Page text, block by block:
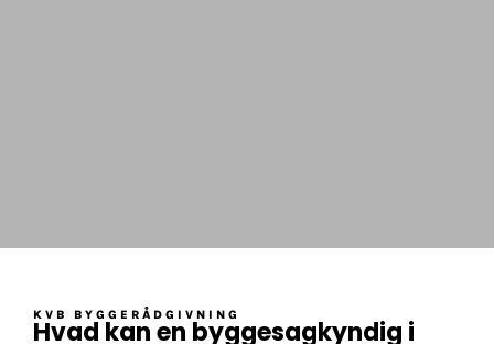
KVB BYGGERÅDGIVNING
Hvad kan en byggesagkyndig i